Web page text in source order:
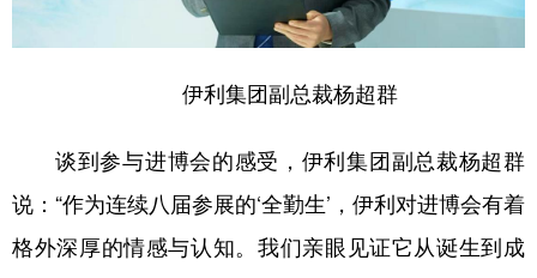
伊利集团副总裁杨超群
谈到参与进博会的感受，伊利集团副总裁杨超群
说：“作为连续八届参展的‘全勤生’，伊利对进博会有着
格外深厚的情感与认知。我们亲眼见证它从诞生到成